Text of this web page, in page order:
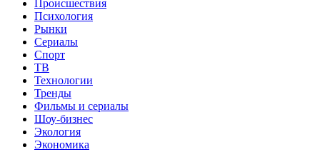
Происшествия
Психология
Рынки
Сериалы
Спорт
ТВ
Технологии
Тренды
Фильмы и сериалы
Шоу-бизнес
Экология
Экономика